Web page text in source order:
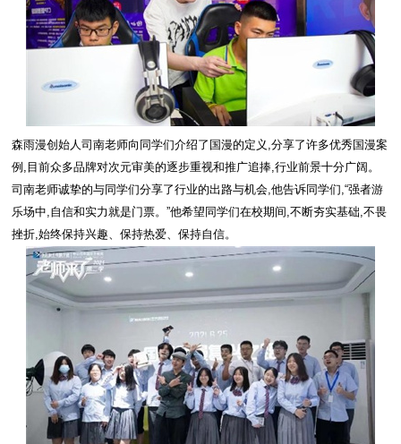
森雨漫创始人司南老师向同学们介绍了国漫的定义,分享了许多优秀国漫案
例,目前众多品牌对次元审美的逐步重视和推广追捧,行业前景十分广阔。
司南老师诚挚的与同学们分享了行业的出路与机会,他告诉同学们,“强者游
乐场中,自信和实力就是门票。”他希望同学们在校期间,不断夯实基础,不畏
挫折,始终保持兴趣、保持热爱、保持自信。